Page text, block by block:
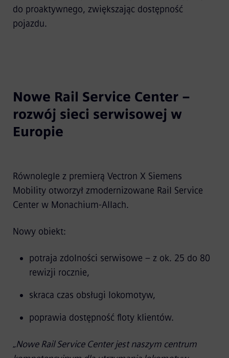
do proaktywnego, zwiększając dostępność
pojazdu.
Nowe Rail Service Center –
rozwój sieci serwisowej w
Europie
Równolegle z premierą Vectron X Siemens
Mobility otworzył zmodernizowane Rail Service
Center w Monachium-Allach.
Nowy obiekt:
potraja zdolności serwisowe – z ok. 25 do 80
rewizji rocznie,
skraca czas obsługi lokomotyw,
poprawia dostępność floty klientów.
„Nowe Rail Service Center jest naszym centrum